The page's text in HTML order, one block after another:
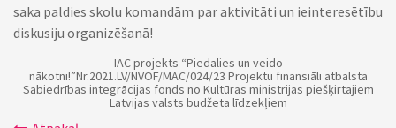
saka paldies skolu komandām par aktivitāti un ieinteresētību
diskusiju organizēšanā!
IAC projekts “Piedalies un veido
nākotni!”Nr.2021.LV/NVOF/MAC/024/23 Projektu finansiāli atbalsta
Sabiedrības integrācijas fonds no Kultūras ministrijas piešķirtajiem
Latvijas valsts budžeta līdzekļiem